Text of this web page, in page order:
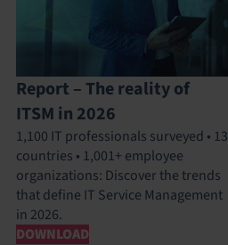
Report – The reality of
ITSM in 2026
1,100 IT professionals surveyed • 13
countries • 1,001+ employee
organizations: Discover the trends
that define IT Service Management
in 2026.
DOWNLOAD